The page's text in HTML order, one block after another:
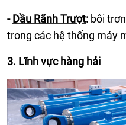
-Dầu Rãnh Trượt: bôi
trong các hệ thống máy
3. Lĩnh vực hàng hải